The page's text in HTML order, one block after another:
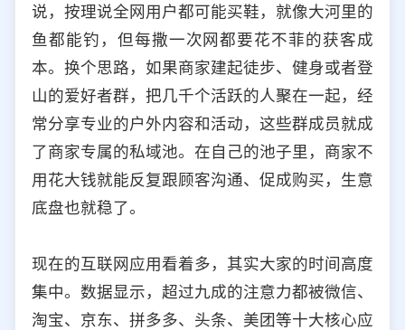
说，按理说全网用户都可能买鞋，就像大河里的
鱼都能钓，但每撒一次网都要花不菲的获客成
本。换个思路，如果商家建起徒步、健身或者登
山的爱好者群，把几千个活跃的人聚在一起，经
常分享专业的户外内容和活动，这些群成员就成
了商家专属的私域池。在自己的池子里，商家不
用花大钱就能反复跟顾客沟通、促成购买，生意
底盘也就稳了。
现在的互联网应用看着多，其实大家的时间高度
集中。数据显示，超过九成的注意力都被微信、
淘宝、京东、拼多多、头条、美团等十大核心应